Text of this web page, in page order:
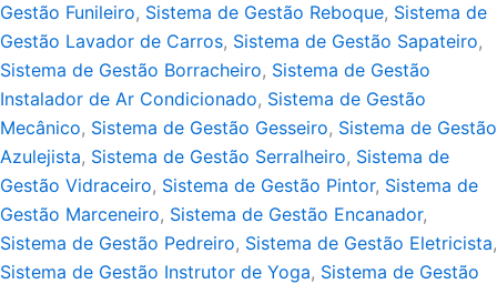
Gestão Funileiro, Sistema de Gestão Reboque, Sistema de
Gestão Lavador de Carros, Sistema de Gestão Sapateiro,
Sistema de Gestão Borracheiro, Sistema de Gestão
Instalador de Ar Condicionado, Sistema de Gestão
Mecânico, Sistema de Gestão Gesseiro, Sistema de Gestão
Azulejista, Sistema de Gestão Serralheiro, Sistema de
Gestão Vidraceiro, Sistema de Gestão Pintor, Sistema de
Gestão Marceneiro, Sistema de Gestão Encanador,
Sistema de Gestão Pedreiro, Sistema de Gestão Eletricista,
Sistema de Gestão Instrutor de Yoga, Sistema de Gestão